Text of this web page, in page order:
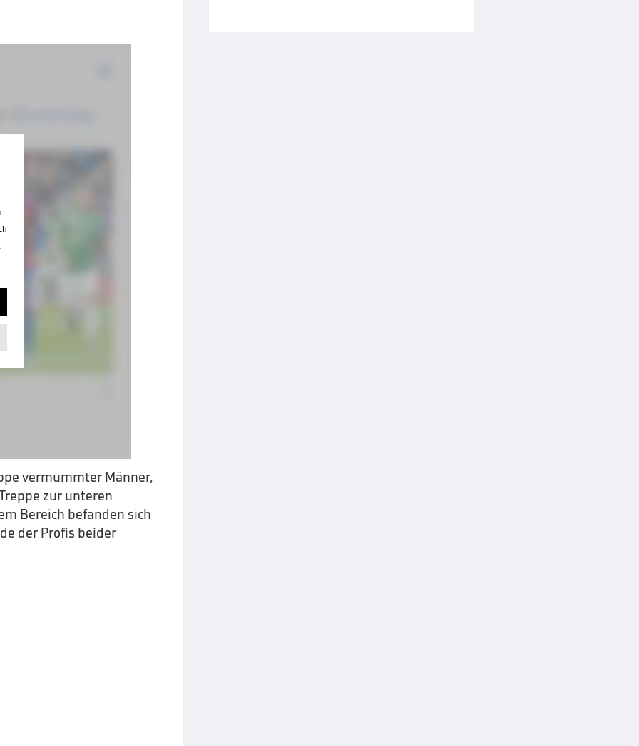
vermummter Männer,
zur unteren
Bereich befanden sich
der Profis beider